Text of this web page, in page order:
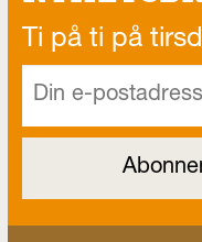
Ti på ti på